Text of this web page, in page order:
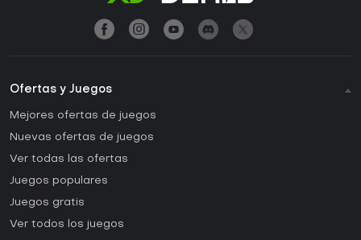
Ofertas y Juegos
Mejores ofertas de juegos
Nuevas ofertas de juegos
Ver todas las ofertas
Juegos populares
Juegos gratis
Ver todos los juegos